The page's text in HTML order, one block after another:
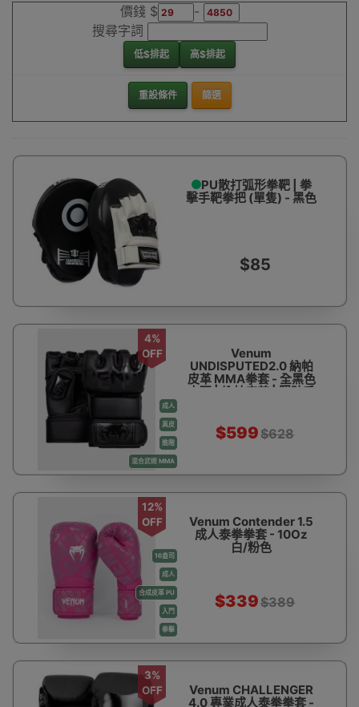
是一集式的拳擊
用品店，產品適
門店設多款平價
抵用入門款式的
拳擊用品推薦，
無論你是拳擊新
手或高手，相信
總有一款岩你心
水。2022最新型
號價格優惠想要
迎到Outlet
Express HK香港
觀塘陳列室直接
選購拳擊用品!多
款現貨發售，歡
價錢 $
-
搜尋字詞
低$排起 高$排起
重設條件 篩選
PU散打弧形拳靶 | 拳
擊手靶拳把 (單隻) - 黑色
$85
成人
真皮
進階
混合武術 MMA
4%
OFF
Venum
UNDISPUTED2.0 納帕
皮革 MMA拳套 - 全黑色
中碼 | 納帕皮革 | 緊貼手
$599$628
16盎司
成人
合成皮革 PU
入門
拳擊
12%
OFF
Venum Contender 1.5
成人泰拳拳套 - 10Oz
白/粉色
$339$389
3%
OFF
Venum CHALLENGER
4.0 專業成人泰拳拳套 -